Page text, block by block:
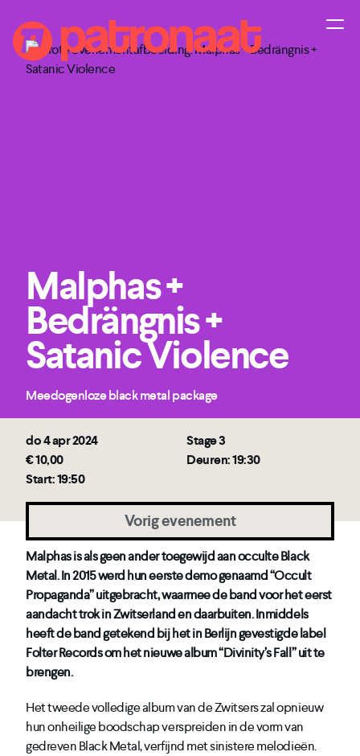
Malphas +
Bedrängnis +
Satanic Violence
Meedogenloze black metal package
do 4 apr 2024
Stage 3
€ 10,00
Deuren: 19:30
Start: 19:50
Vorig evenement
Malphas is als geen ander toegewijd aan occulte Black
Metal. In 2015 werd hun eerste demo genaamd “Occult
Propaganda” uitgebracht, waarmee de band voor het eerst
aandacht trok in Zwitserland en daarbuiten. Inmiddels
heeft de band getekend bij het in Berlijn gevestigde label
Folter Records om het nieuwe album “Divinity’s Fall” uit te
brengen.
Het tweede volledige album van de Zwitsers zal opnieuw
hun onheilige boodschap verspreiden in de vorm van
gedreven Black Metal, verfijnd met sinistere melodieën.